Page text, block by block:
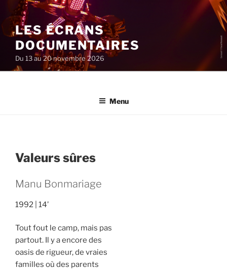
au
contenu
principal
LES ÉCRANS
DOCUMENTAIRES
Du 13 au 20 novembre 2026
Menu
Valeurs sûres
Manu Bonmariage
1992 14’
Tout fout le camp, mais pas
partout. Il y a encore des
oasis de rigueur, de vraies
familles où des parents